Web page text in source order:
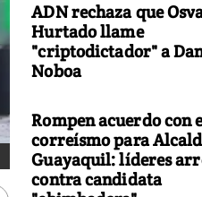
ADN rechaza que
Hurtado llame
"criptodictador" a
Noboa
Rompen acuerdo con
correísmo para
Guayaquil: líderes
contra candidata